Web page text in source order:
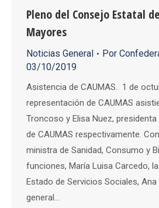
Pleno del Consejo Estatal
Mayores
Noticias General Por
03/10/2019
Asistencia de CAUMAS. 1 de
representación de CAUMAS
Troncoso y Elisa Nuez,
de CAUMAS respectivamente.
ministra de Sanidad, Consumo y
funciones, María Luisa Carcedo,
Estado de Servicios Sociales,
general…